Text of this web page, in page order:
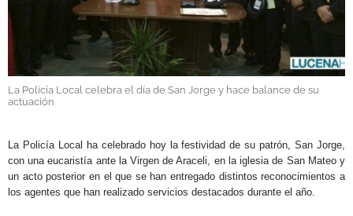
La Policía Local celebra el día de San Jorge y hace balance de su
actuación
La Policía Local ha celebrado hoy la festividad de su patrón, San Jorge,
con una eucaristía ante la Virgen de Araceli, en la iglesia de San Mateo y
un acto posterior en el que se han entregado distintos reconocimientos a
los agentes que han realizado servicios destacados durante el año.